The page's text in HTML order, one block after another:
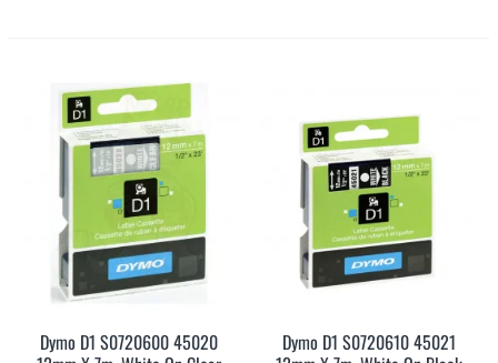
Dymo D1 S0720600 45020
Dymo D1 S0720610 45021